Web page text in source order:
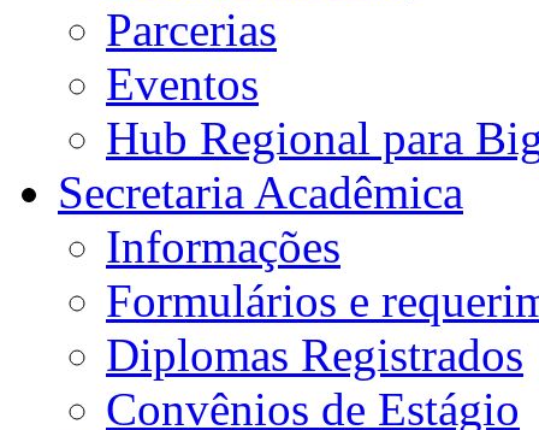
Parcerias
Eventos
Hub Regional para
Secretaria Acadêmica
Informações
Formulários e
Diplomas Registrados
Convênios de Estágio